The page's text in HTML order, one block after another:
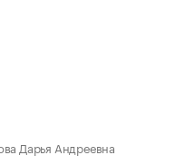
Дарья Андреевна